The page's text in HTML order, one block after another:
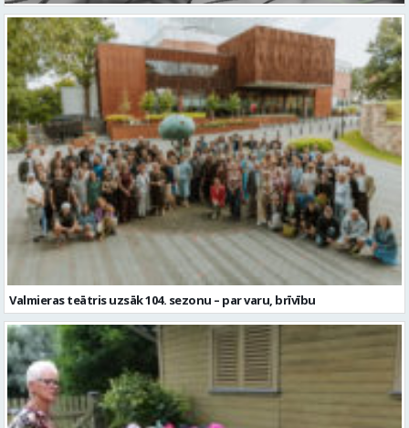
Valmieras teātris uzsāk 104. sezonu – par varu, brīvību